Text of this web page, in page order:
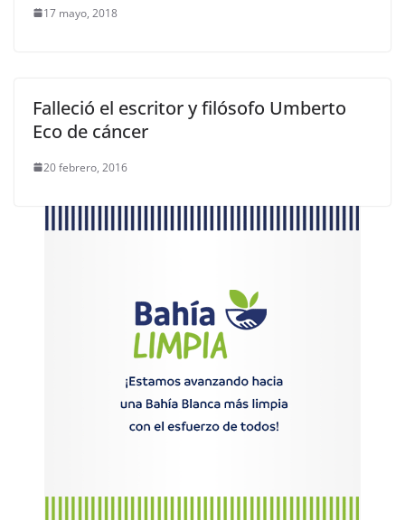
17 mayo, 2018
Falleció el escritor y filósofo Umberto
Eco de cáncer
20 febrero, 2016